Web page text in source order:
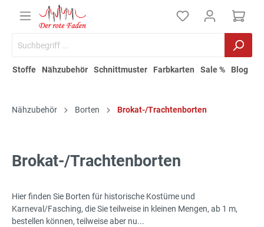
Stoffe Nähzubehör Schnittmuster Farbkarten Sale % Blog
Nähzubehör Borten Brokat-/Trachtenborten
Brokat-/Trachtenborten
Hier finden Sie Borten für historische Kostüme und
Karneval/Fasching, die Sie teilweise in kleinen Mengen, ab 1 m,
bestellen können, teilweise aber nu...